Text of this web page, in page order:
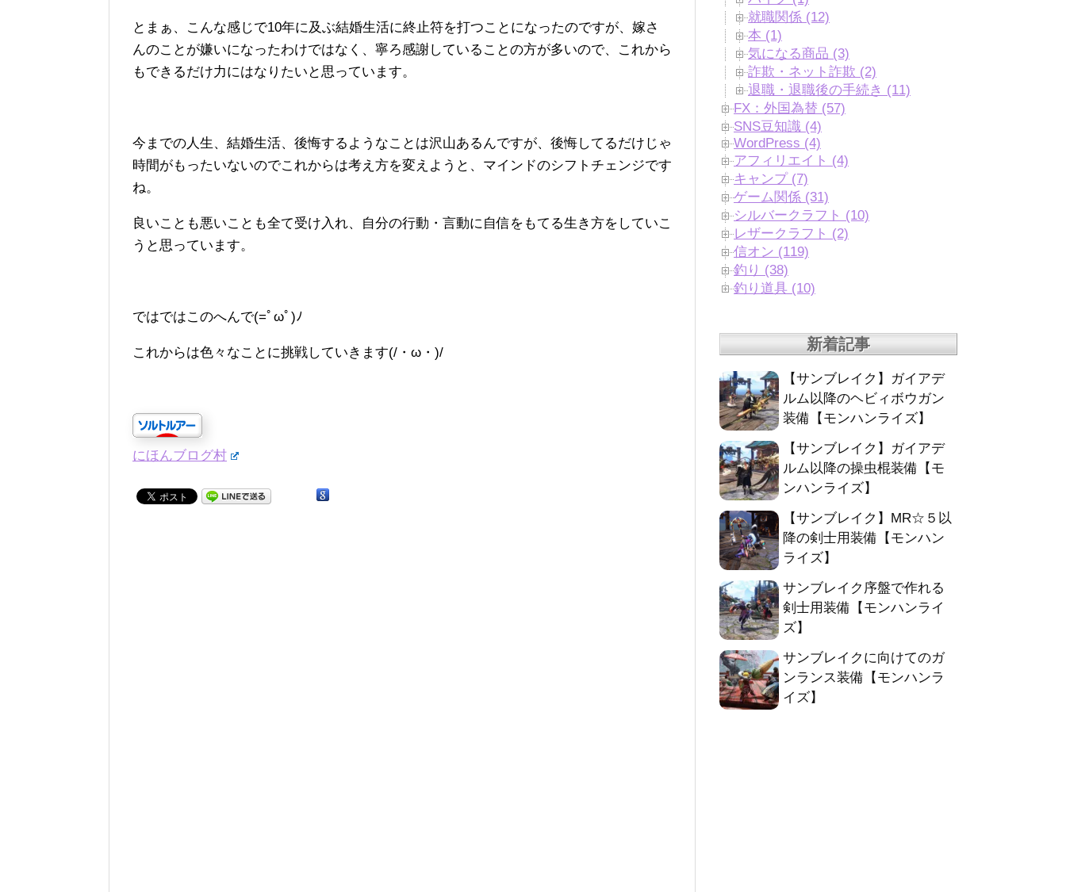
とまぁ、こんな感じで10年に及ぶ結婚生活に終止符を打つことになったのですが、嫁さ
んのことが嫌いになったわけではなく、寧ろ感謝していることの方が多いので、これから
もできるだけ力にはなりたいと思っています。
今までの人生、結婚生活、後悔するようなことは沢山あるんですが、後悔してるだけじゃ
時間がもったいないのでこれからは考え方を変えようと、マインドのシフトチェンジです
ね。
良いことも悪いことも全て受け入れ、自分の行動・言動に自信をもてる生き方をしていこ
うと思っています。
ではではこのへんで(=ﾟωﾟ)ﾉ
これからは色々なことに挑戦していきます(/・ω・)/
にほんブログ村
就職関係 (12)
本 (1)
気になる商品 (3)
詐欺・ネット詐欺 (2)
退職・退職後の手続き (11)
FX：外国為替 (57)
SNS豆知識 (4)
WordPress (4)
アフィリエイト (4)
キャンプ (7)
ゲーム関係 (31)
シルバークラフト (10)
レザークラフト (2)
信オン (119)
釣り (38)
釣り道具 (10)
新着記事
【サンブレイク】ガイアデ
ルム以降のヘビィボウガン
装備【モンハンライズ】
【サンブレイク】ガイアデ
ルム以降の操虫棍装備【モ
ンハンライズ】
【サンブレイク】MR☆５以
降の剣士用装備【モンハン
ライズ】
サンブレイク序盤で作れる
剣士用装備【モンハンライ
ズ】
サンブレイクに向けてのガ
ンランス装備【モンハンラ
イズ】